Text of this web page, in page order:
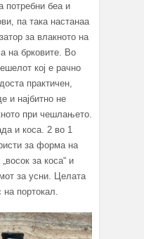
потребни беа и
па така настанаа
за влакното на
на брковите. Во
кој е рачно
практичен,
и најбитно не
при чешлањето.
и коса. 2 во 1
за форма на
за коса“ и
за усни. Целата
на портокал.